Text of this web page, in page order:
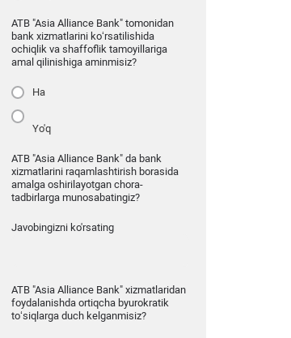
ATB "Asia Alliance Bank" tomonidan
bank xizmatlarini ko‘rsatilishida
ochiqlik va shaffoflik tamoyillariga
amal qilinishiga aminmisiz?
Ha
Yo'q
ATB "Asia Alliance Bank" da bank
xizmatlarini raqamlashtirish borasida
amalga oshirilayotgan chora-
tadbirlarga munosabatingiz?
Javobingizni ko'rsating
ATB "Asia Alliance Bank" xizmatlaridan
foydalanishda ortiqcha byurokratik
to‘siqlarga duch kelganmisiz?